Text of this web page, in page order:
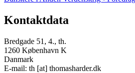
Kontaktdata
Bredgade 51, 4., th.
1260 København K
Danmark
E-mail: th [at] thomasharder.dk